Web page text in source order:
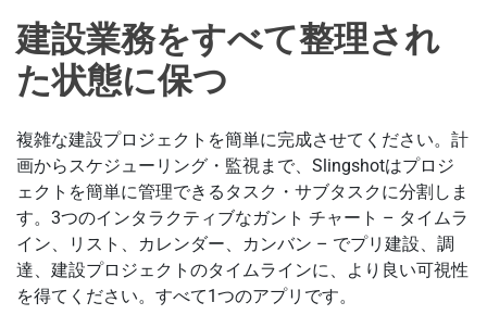
建設業務をすべて整理され
た状態に保つ
複雑な建設プロジェクトを簡単に完成させてください。計
画からスケジューリング・監視まで、Slingshotはプロジ
ェクトを簡単に管理できるタスク・サブタスクに分割しま
す。3つのインタラクティブなガント チャート – タイムラ
イン、リスト、カレンダー、カンバン – でプリ建設、調
達、建設プロジェクトのタイムラインに、より良い可視性
を得てください。すべて1つのアプリです。